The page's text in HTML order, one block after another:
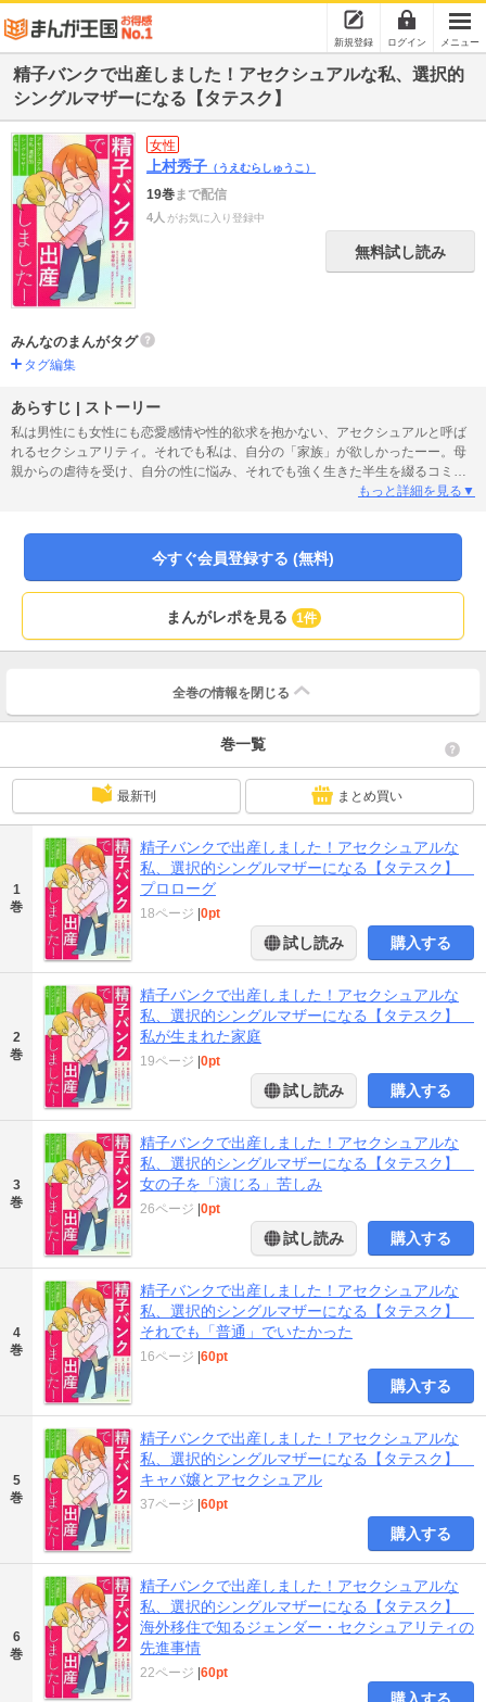
新規登録 ログイン メニュー
精子バンクで出産しました！アセクシュアルな私、選択的
シングルマザーになる【タテスク】
女性
上村秀子 （うえむらしゅうこ）
19巻まで配信
4人 がお気に入り登録中
無料試し読み
みんなのまんがタグ
タグ編集
あらすじ | ストーリー
私は男性にも女性にも恋愛感情や性的欲求を抱かない、アセクシュアルと呼ば
れるセクシュアリティ。それでも私は、自分の「家族」が欲しかったーー。母
親からの虐待を受け、自分の性に悩み、それでも強く生きた半生を綴るコミッ
もっと詳細を見る▼
今すぐ会員登録する (無料)
まんがレポを見る 1件
全巻の情報を 閉じる
巻一覧
最新刊 まとめ買い
1
巻
精子バンクで出産しました！アセクシュアルな
私、選択的シングルマザーになる【タテスク】
プロローグ
18ページ |0pt
試し読み 購入する
2
巻
精子バンクで出産しました！アセクシュアルな
私、選択的シングルマザーになる【タテスク】
私が生まれた家庭
19ページ |0pt
試し読み 購入する
3
巻
精子バンクで出産しました！アセクシュアルな
私、選択的シングルマザーになる【タテスク】
女の子を「演じる」苦しみ
26ページ |0pt
試し読み 購入する
4
巻
精子バンクで出産しました！アセクシュアルな
私、選択的シングルマザーになる【タテスク】
それでも「普通」でいたかった
16ページ |60pt
購入する
5
巻
精子バンクで出産しました！アセクシュアルな
私、選択的シングルマザーになる【タテスク】
キャバ嬢とアセクシュアル
37ページ |60pt
購入する
6
巻
精子バンクで出産しました！アセクシュアルな
私、選択的シングルマザーになる【タテスク】
海外移住で知るジェンダー・セクシュアリティの
先進事情
22ページ |60pt
購入する